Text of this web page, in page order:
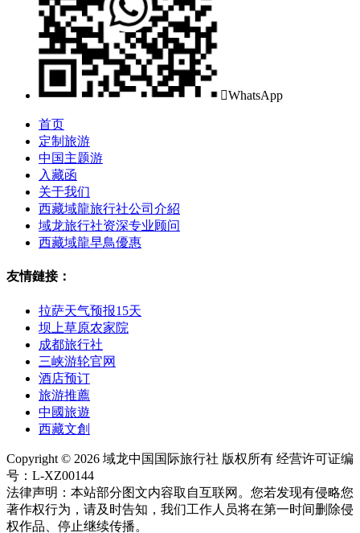
WhatsApp
首页
定制旅游
中国主题游
入藏函
关于我们
西藏域龍旅行社公司介紹
域龙旅行社资深专业顾问
西藏域龍早鳥優惠
友情鏈接：
拉萨天气预报15天
坝上草原农家院
成都旅行社
三峡游轮官网
酒店预订
旅游推薦
中國旅遊
西藏文創
Copyright © 2026 域龙中国国际旅行社 版权所有 经营许可证编
号：L-XZ00144
法律声明：本站部分图文内容取自互联网。您若发现有侵略您
著作权行为，请及时告知，我们工作人员将在第一时间删除侵
权作品、停止继续传播。